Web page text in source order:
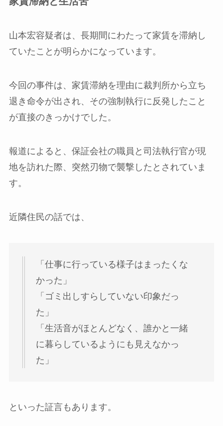
山本宏容疑者は、長期間にわたって家賃を滞納し
ていたことが明らかになっています。
今回の事件は、家賃滞納を理由に裁判所から立ち
退き命令が出され、その強制執行に反発したこと
が直接のきっかけでした。
報道によると、保証会社の職員と司法執行官が現
地を訪れた際、突然刃物で襲撃したとされていま
す。
近隣住民の話では、
「仕事に行っている様子はまったくな
かった」
「ゴミ出しすらしていない印象だっ
た」
「生活音がほとんどなく、誰かと一緒
に暮らしているようにも見えなかっ
た」
といった証言もあります。